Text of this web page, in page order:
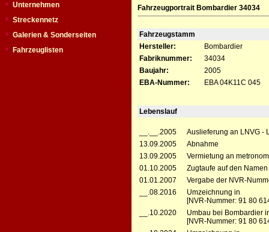
Unternehmen
Streckennetz
Galerien & Sonderseiten
Fahrzeuglisten
Fahrzeugportrait Bombardier 34034
Fahrzeugstamm
Hersteller:
Bombardier
Fabriknummer:
34034
Baujahr:
2005
EBA-Nummer:
EBA 04K11C 045
Lebenslauf
__.__.2005
Auslieferung an LNVG -
13.09.2005
Abnahme
13.09.2005
Vermietung an
01.10.2005
Zugtaufe auf den
01.01.2007
Vergabe der NVR-
__.08.2016
Umzeichnung in
[NVR-Nummer: 91 80
__.10.2020
Umbau bei Bombardier
[NVR-Nummer: 91 80